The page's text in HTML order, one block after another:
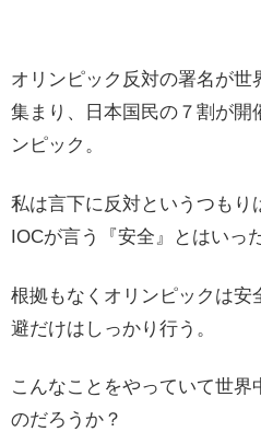
オリンピック反対の署名が世
集まり、日本国民の７割が開
ンピック。
私は言下に反対というつもり
IOCが言う『安全』とはいっ
根拠もなくオリンピックは安
避だけはしっかり行う。
こんなことをやっていて世界
のだろうか？